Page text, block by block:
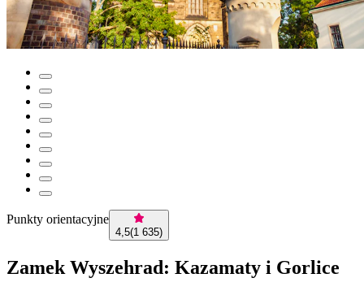
Punkty orientacyjne
4,5(1 635)
Zamek Wyszehrad: Kazamaty i Gorlice